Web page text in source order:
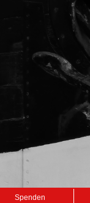
Spenden